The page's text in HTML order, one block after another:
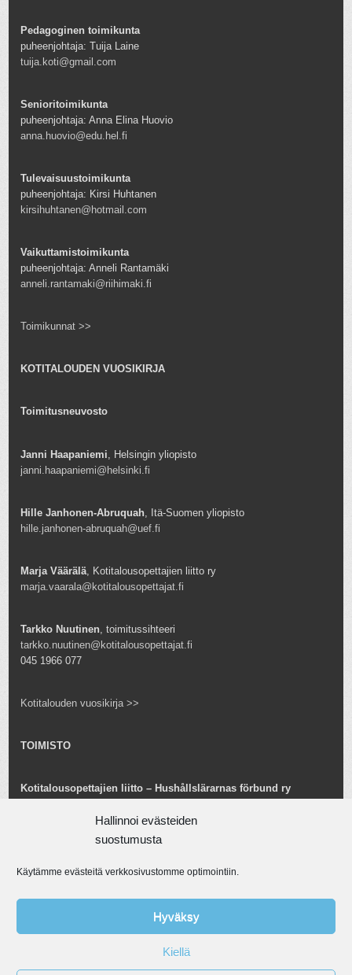
Hallinnoi evästeiden
suostumusta
Käytämme evästeitä verkkosivustomme optimointiin.
Hyväksy
Kiellä
Pedagoginen toimikunta
puheenjohtaja: Tuija Laine
tuija.koti@gmail.com
Senioritoimikunta
puheenjohtaja: Anna Elina Huovio
anna.huovio@edu.hel.fi
Tulevaisuustoimikunta
puheenjohtaja: Kirsi Huhtanen
kirsihuhtanen@hotmail.com
Vaikuttamistoimikunta
puheenjohtaja: Anneli Rantamäki
anneli.rantamaki@riihimaki.fi
Toimikunnat >>
KOTITALOUDEN VUOSIKIRJA
Toimitusneuvosto
Janni Haapaniemi , Helsingin yliopisto
janni.haapaniemi@helsinki.fi
Hille Janhonen-Abruquah , Itä-Suomen yliopisto
hille.janhonen-abruquah@uef.fi
Marja Väärälä , Kotitalousopettajien liitto ry
marja.vaarala@kotitalousopettajat.fi
Tarkko Nuutinen , toimitussihteeri
tarkko.nuutinen@kotitalousopettajat.fi
045 1966 077
Kotitalouden vuosikirja >>
TOIMISTO
Kotitalousopettajien liitto – Hushållslärarnas förbund ry
toimisto@kotitalousopettajat.fi
Tarkko Nuutinen
tarkko.nuutinen@kotitalousopettajat.fi